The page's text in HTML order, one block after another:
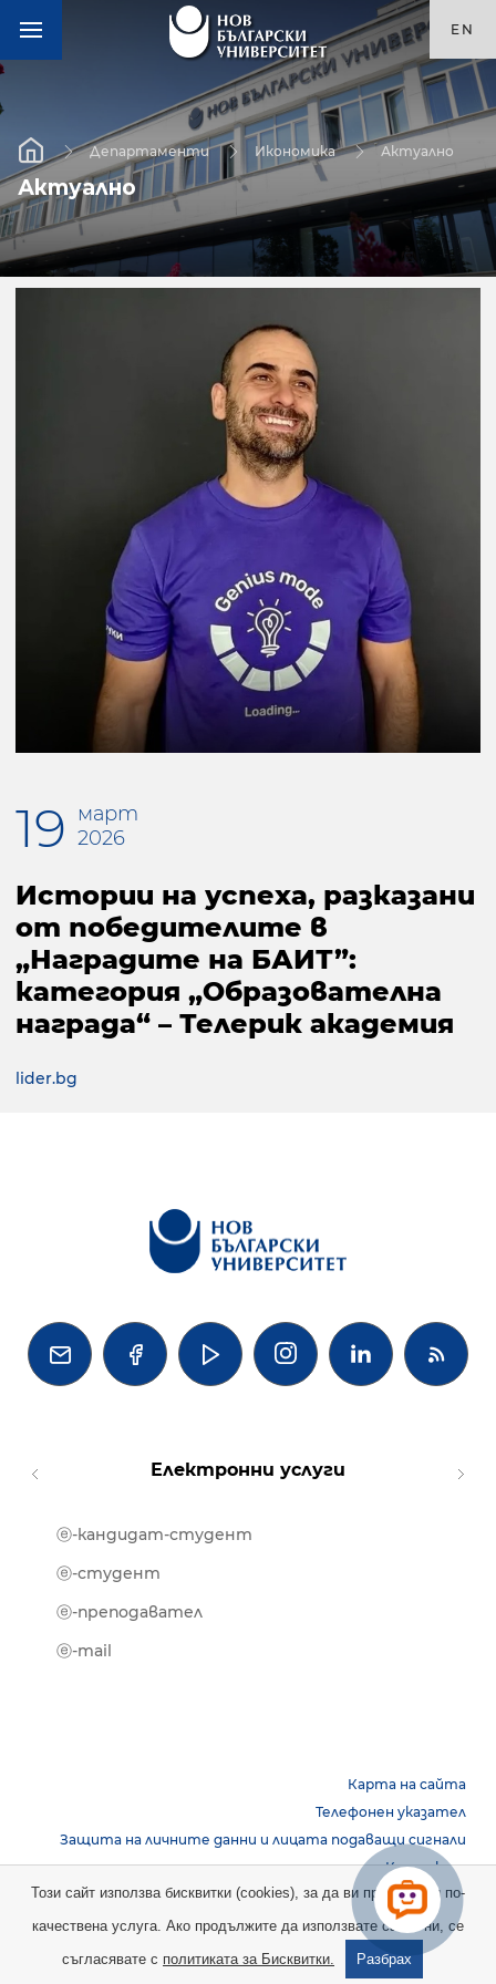
EN
Департаменти Икономика Актуално
Актуално
19
март
2026
Истории на успеха, разказани
от победителите в
„Наградите на БАИТ”:
категория „Образователна
награда“ – Телерик академия
lider.bg
   
Електронни услуги
ⓔ-кандидат-студент
ⓔ-студент
ⓔ-преподавател
ⓔ-mail
Карта на сайта
Телефонен указател
Защита на личните данни и лицата подаващи сигнали
Контакти
Copyright © 2026 НБУ. Всички права запазени.
Този сайт използва бисквитки (cookies), за да ви предостави по-
качествена услуга. Ако продължите да използвате сайта ни, се
съгласявате с политиката за Бисквитки. Разбрах